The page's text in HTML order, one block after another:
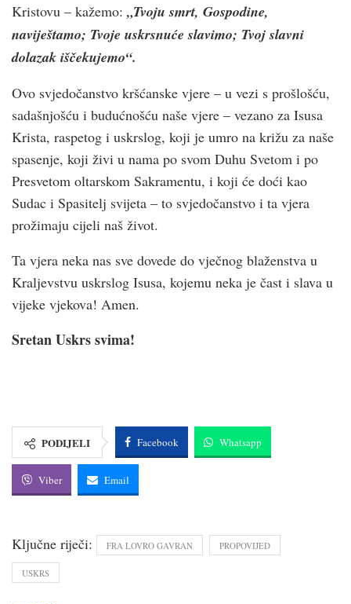
Kristovu – kažemo: „Tvoju smrt, Gospodine,
naviještamo; Tvoje uskrsnuće slavimo; Tvoj slavni
dolazak iščekujemo“.
Ovo svjedočanstvo kršćanske vjere – u vezi s prošlošću,
sadašnjošću i budućnošću naše vjere – vezano za Isusa
Krista, raspetog i uskrslog, koji je umro na križu za naše
spasenje, koji živi u nama po svom Duhu Svetom i po
Presvetom oltarskom Sakramentu, i koji će doći kao
Sudac i Spasitelj svijeta – to svjedočanstvo i ta vjera
prožimaju cijeli naš život.
Ta vjera neka nas sve dovede do vječnog blaženstva u
Kraljevstvu uskrslog Isusa, kojemu neka je čast i slava u
vijeke vjekova! Amen.
Sretan Uskrs svima!
PODIJELI Facebook Whatsapp
Viber Email
Ključne riječi: FRA LOVRO GAVRAN PROPOVIJED
USKRS